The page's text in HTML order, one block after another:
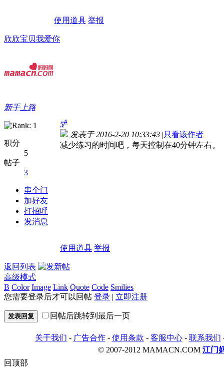
使用道具 举报
欣欣宝贝我爱你
新手上路
积分
5
帖子
3
串个门
加好友
打招呼
发消息
5#
发表于 2016-2-20 10:33:43 |只看该作者
减少练习的时间吧，每天控制在40分钟左右。
使用道具 举报
返回列表
高级模式
B Color Image Link Quote Code Smilies
您需要登录后才可以回帖 登录 | 立即注册
发表回复 回帖后跳转到最后一页
关于我们 - 广告合作- 使用条款 - 客服中心- 联系我们
© 2007-2012 MAMACN.COM 江门
回顶部